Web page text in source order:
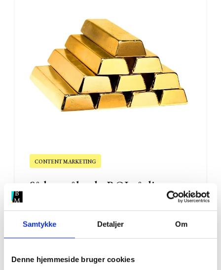
Samtykke Detaljer Om
Denne hjemmeside bruger cookies
CONTENT MARKETING
Sådan måler du ROI på dit
penge
02. marts 2016 | 6 min. læsning